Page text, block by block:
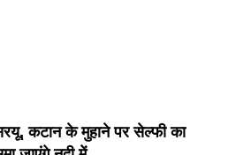
कटान के मुहाने पर सेल्फी का